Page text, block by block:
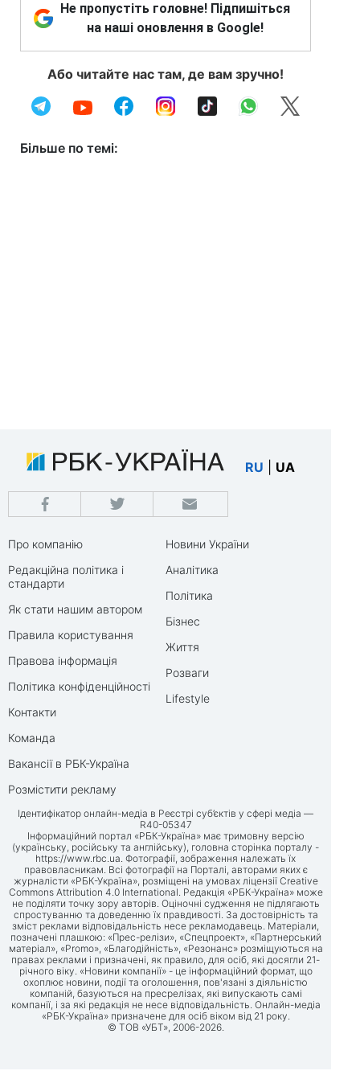
Не пропустіть головне! Підпишіться
на наші оновлення в Google!
Або читайте нас там, де вам зручно!
Більше по темі:
RU UA
Про компанію
Редакційна політика і
стандарти
Як стати нашим автором
Правила користування
Правова інформація
Політика конфіденційності
Контакти
Команда
Вакансії в РБК-Україна
Розмістити рекламу
Новини України
Аналітика
Політика
Бізнес
Життя
Розваги
Lifestyle
Ідентифікатор онлайн-медіа в Реєстрі суб’єктів у сфері медіа —
R40-05347
Інформаційний портал «РБК-Україна» має тримовну версію
(українську, російську та англійську), головна сторінка порталу -
https://www.rbc.ua. Фотографії, зображення належать їх
правовласникам. Всі фотографії на Порталі, авторами яких є
журналісти «РБК-Україна», розміщені на умовах ліцензії Creative
Commons Attribution 4.0 International. Редакція «РБК-Україна» може
не поділяти точку зору авторів. Оціночні судження не підлягають
спростуванню та доведенню їх правдивості. За достовірність та
зміст реклами відповідальність несе рекламодавець. Матеріали,
позначені плашкою: «Прес-релізи», «Спецпроект», «Партнерський
матеріал», «Promo», «Благодійність», «Резонанс» розміщуються на
правах реклами і призначені, як правило, для осіб, які досягли 21-
річного віку. «Новини компанії» - це інформаційний формат, що
охоплює новини, події та оголошення, пов'язані з діяльністю
компаній, базуються на пресрелізах, які випускають самі
компанії, і за які редакція не несе відповідальність. Онлайн-медіа
«РБК-Україна» призначене для осіб віком від 21 року.
© ТОВ «УБТ», 2006-2026.